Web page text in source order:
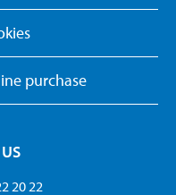
purchase
20 22